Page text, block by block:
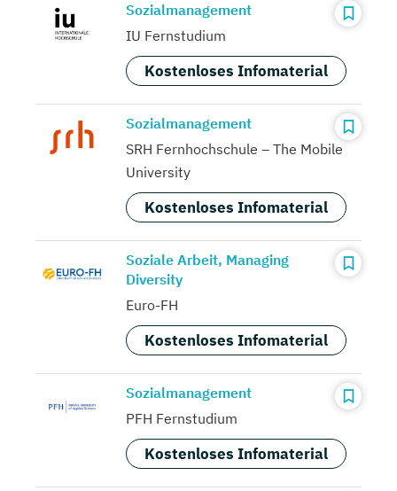
Sozialmanagement
IU Fernstudium
Kostenloses Infomaterial
Sozialmanagement
SRH Fernhochschule – The Mobile
University
Kostenloses Infomaterial
Soziale Arbeit, Managing
Diversity
Euro-FH
Kostenloses Infomaterial
Sozialmanagement
PFH Fernstudium
Kostenloses Infomaterial